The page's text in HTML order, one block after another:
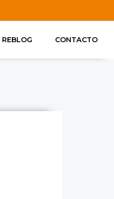
REBLOG CONTACTO